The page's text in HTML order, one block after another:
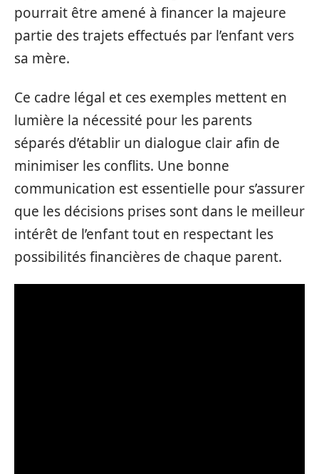
pourrait être amené à financer la majeure
partie des trajets effectués par l’enfant vers
sa mère.
Ce cadre légal et ces exemples mettent en
lumière la nécessité pour les parents
séparés d’établir un dialogue clair afin de
minimiser les conflits. Une bonne
communication est essentielle pour s’assurer
que les décisions prises sont dans le meilleur
intérêt de l’enfant tout en respectant les
possibilités financières de chaque parent.